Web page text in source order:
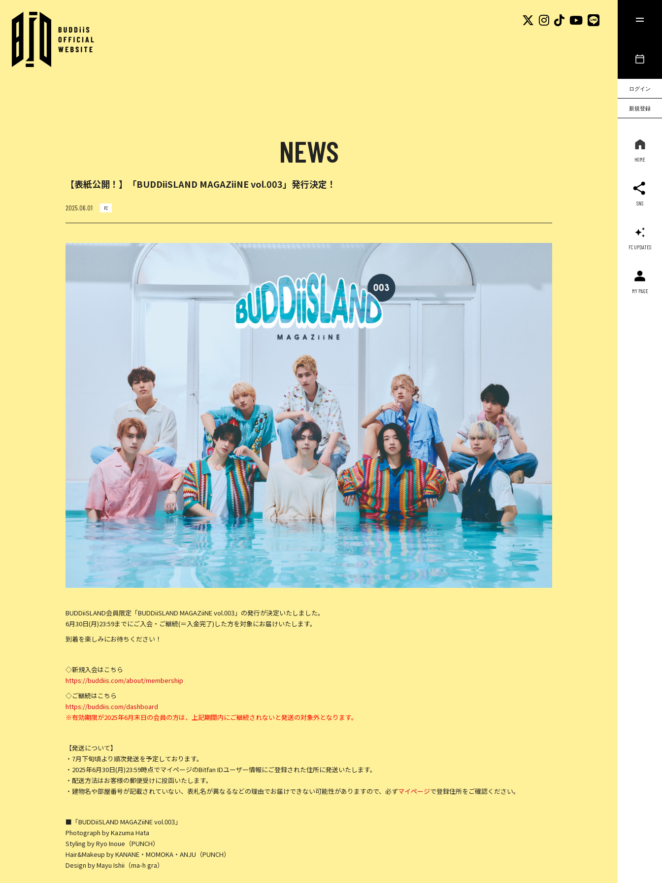
ログイン
新規登録
HOME
SNS
FC UPDATES
MY PAGE
NEWS
【表紙公開！】「BUDDiiSLAND MAGAZiiNE vol.003」発行決定！
2025.06.01 FC
BUDDiiSLAND会員限定「BUDDiiSLAND MAGAZiiNE vol.003」の発行が決定いたしました。
6月30日(月)23:59までにご入会・ご継続(＝入金完了)した方を対象にお届けいたします。
到着を楽しみにお待ちください！
◇新規入会はこちら
https://buddiis.com/about/membership
◇ご継続はこちら
https://buddiis.com/dashboard
※有効期限が2025年6月末日の会員の方は、上記期間内にご継続されないと発送の対象外となります。
【発送について】
・7月下旬頃より順次発送を予定しております。
・2025年6月30日(月)23:59時点でマイページのBitfan IDユーザー情報にご登録された住所に発送いたします。
・配送方法はお客様の郵便受けに投函いたします。
・建物名や部屋番号が記載されていない、表札名が異なるなどの理由でお届けできない可能性がありますので、必ずマイページで登録住所をご確認ください。
■「BUDDiiSLAND MAGAZiiNE vol.003」
Photograph by Kazuma Hata
Styling by Ryo Inoue（PUNCH）
Hair&Makeup by KANANE・MOMOKA・ANJU（PUNCH）
Design by Mayu Ishii（ma-h gra）